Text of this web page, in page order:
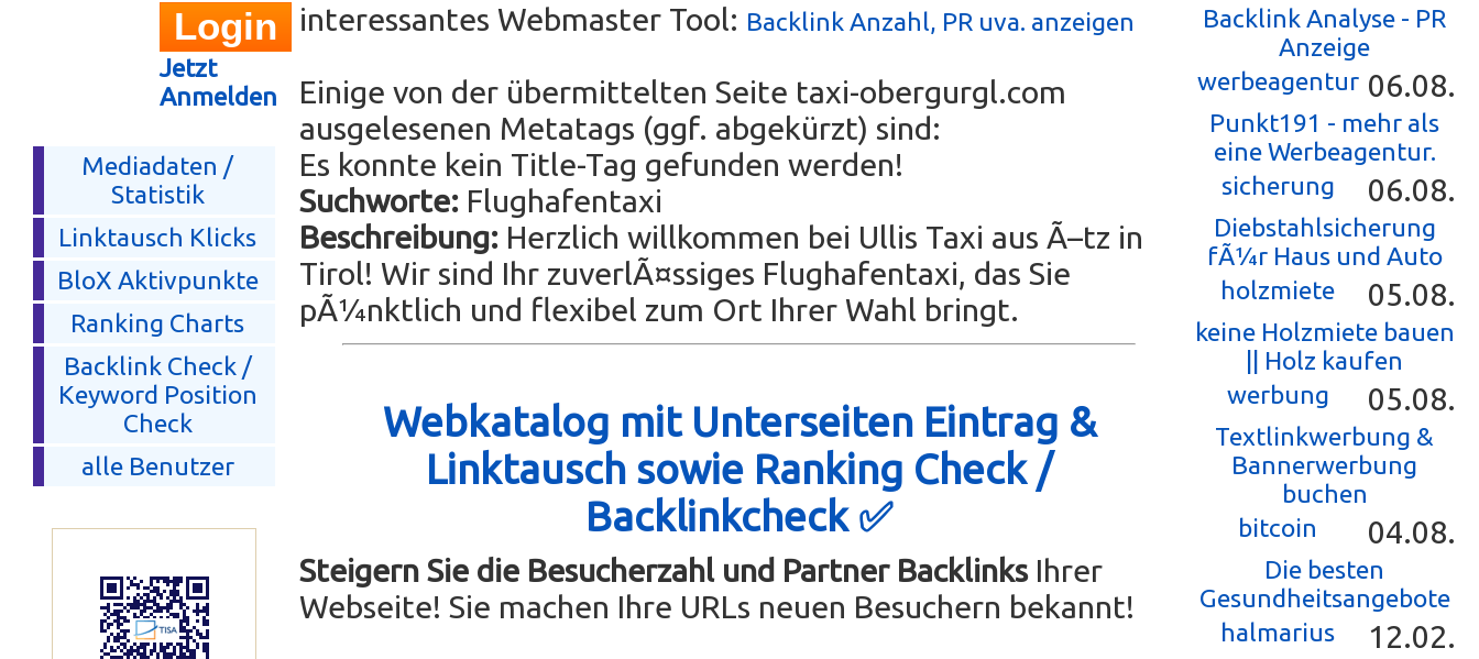
Jetzt
Anmelden
Mediadaten /
Statistik
Linktausch Klicks
BloX Aktivpunkte
Ranking Charts
Backlink Check /
Keyword Position
Check
alle Benutzer
interessantes Webmaster Tool: Backlink Anzahl, PR uva. anzeigen
Einige von der übermittelten Seite taxi-obergurgl.com
ausgelesenen Metatags (ggf. abgekürzt) sind:
Es konnte kein Title-Tag gefunden werden!
Suchworte: Flughafentaxi
Beschreibung: Herzlich willkommen bei Ullis Taxi aus Ã–tz in
Tirol! Wir sind Ihr zuverlÃ¤ssiges Flughafentaxi, das Sie
pÃ¼nktlich und flexibel zum Ort Ihrer Wahl bringt.
Webkatalog mit Unterseiten Eintrag &
Linktausch sowie Ranking Check /
Backlinkcheck ✅
Steigern Sie die Besucherzahl und Partner BacklinksIhrer
Webseite! Sie machen Ihre URLs neuen Besuchern bekannt!
Backlink Analyse - PR
Anzeige
werbeagentur 06.08.
Punkt191 - mehr als
eine Werbeagentur.
sicherung
06.08.
Diebstahlsicherung
fÃ¼r Haus und Auto
holzmiete
05.08.
keine Holzmiete bauen
|| Holz kaufen
werbung
05.08.
Textlinkwerbung &
Bannerwerbung
buchen
bitcoin
04.08.
Die besten
Gesundheitsangebote
halmarius
12.02.